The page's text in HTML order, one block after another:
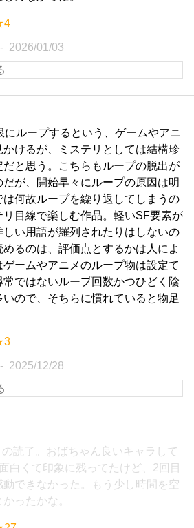
2026/01/03
にループするという、ゲームやアニ
かけるが、ミステリとしては結構珍
だと思う。こちらもループの脱出が
だが、開始早々にループの原因は明
は何故ループを繰り返してしまうの
リ目線で楽しむ作品。軽いSF要素が
しい用語が羅列されたりはしないの
めるのは、評価点とするかは人によ
ゲームやアニメのループ物は設定て
常ではないループ回数かつひどく陰
ので、そちらに慣れていると物足
2025/12/28
の読了。おばちゃん良いキャラして
白くて印象に残ってたけど、2回目
動できなかった。もう少し時間を空
ったかな。